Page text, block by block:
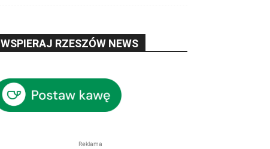
WSPIERAJ RZESZÓW NEWS
Reklama